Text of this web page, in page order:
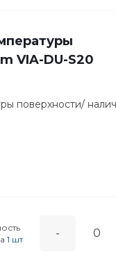
VIA-DU-S20
поверхности/
1 шт -